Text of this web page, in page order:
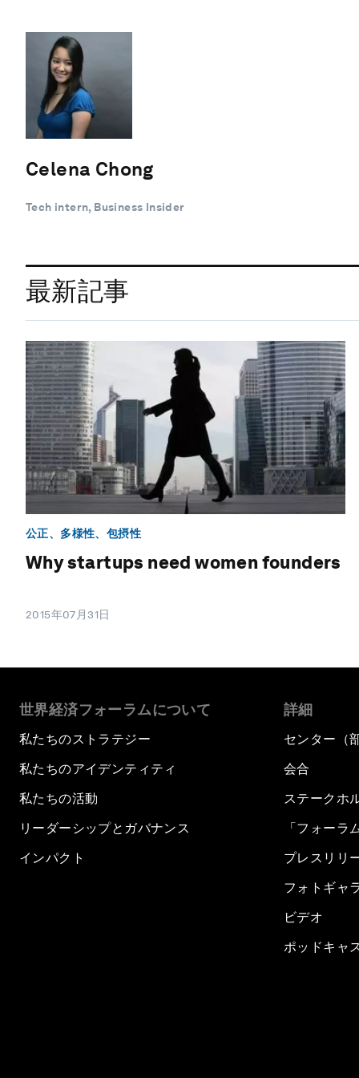
Celena Chong
Tech intern, Business Insider
最新記事
公正、多様性、包摂性
Why startups need women founders
2015年07月31日
世界経済フォーラムについて
私たちのストラテジー
私たちのアイデンティティ
私たちの活動
リーダーシップとガバナンス
インパクト
詳細
センター（
会合
ステークホ
「フォーラ
プレスリリ
フォトギャ
ビデオ
ポッドキャ